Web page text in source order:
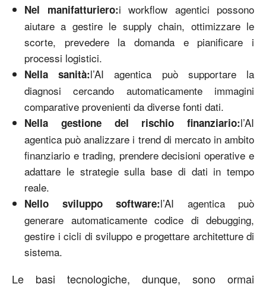
Nel manifatturiero:i workflow agentici possono
aiutare a gestire le supply chain, ottimizzare le
scorte, prevedere la domanda e pianificare i
processi logistici.
Nella sanità:l’AI agentica può supportare la
diagnosi cercando automaticamente immagini
comparative provenienti da diverse fonti dati.
Nella gestione del rischio finanziario:l’AI
agentica può analizzare i trend di mercato in ambito
finanziario e trading, prendere decisioni operative e
adattare le strategie sulla base di dati in tempo
reale.
Nello sviluppo software:l’AI agentica può
generare automaticamente codice di debugging,
gestire i cicli di sviluppo e progettare architetture di
sistema.
Le basi tecnologiche, dunque, sono ormai